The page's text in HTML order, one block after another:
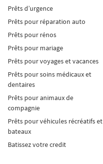
Prêts d’urgence
Prêts pour réparation auto
Prêts pour rénos
Prêts pour mariage
Prêts pour voyages et vacances
Prêts pour soins médicaux et
dentaires
Prêts pour animaux de
compagnie
Prêts pour véhicules récréatifs et
bateaux
Batissez votre credit